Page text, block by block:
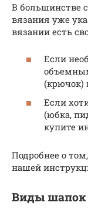
В большинстве
вязания уже
вязании есть
Если
(крючок)
Если
(юбка,
купите
Подробнее о
нашей
Виды